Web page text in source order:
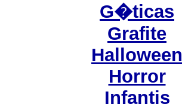
G�ticas
Grafite
Halloween
Horror
Infantis